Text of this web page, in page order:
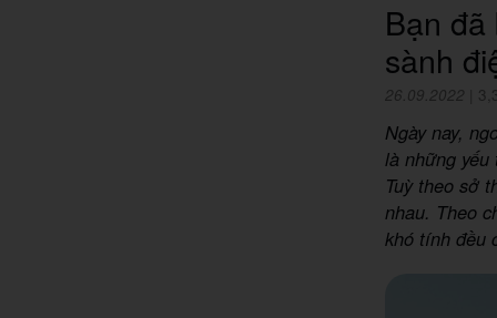
Bạn
sành
26.09.2022
Ngày nay,
là những
Tuỳ theo sở
nhau. Theo
khó tính đều